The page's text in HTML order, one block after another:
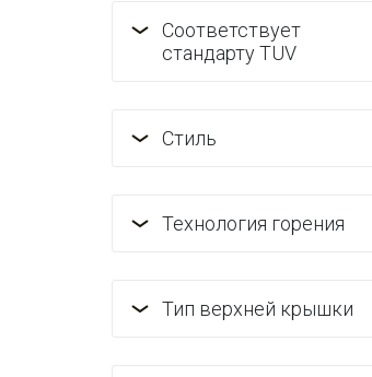
Соответствует
стандарту TUV
Стиль
Технология горения
Тип верхней крышки